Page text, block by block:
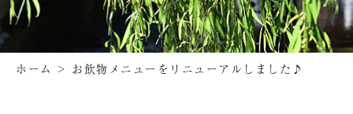
ホーム > お飲物メニューをリニューアルしました♪